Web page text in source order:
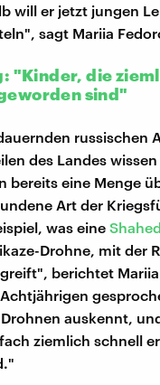
will er jetzt jungen
sagt Mariia
"Kinder, die
sind"
russischen
des Landes
bereits eine Menge
Art der
was eine Shahed
Drohne, mit der
berichtet
auskennt,
ziemlich schnell